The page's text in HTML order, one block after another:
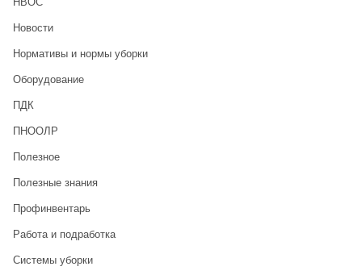
Новости
Нормативы и нормы уборки
Оборудование
ПДК
ПНООЛР
Полезное
Полезные знания
Профинвентарь
Работа и подработка
Системы уборки